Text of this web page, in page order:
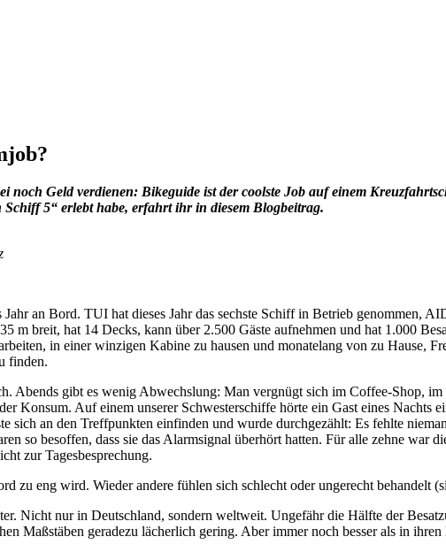
noch Geld verdienen: Bikeguide ist der coolste Job auf einem
5“ erlebt habe, erfahrt ihr in diesem Blogbeitrag.
an Bord. TUI hat dieses Jahr das sechste Schiff in Betrieb genommen,
m breit, hat 14 Decks, kann über 2.500 Gäste aufnehmen und hat 1.000
in einer winzigen Kabine zu hausen und monatelang von zu Hause,
finden.
Abends gibt es wenig Abwechslung: Man vergnügt sich im Coffee-Shop,
Konsum. Auf einem unserer Schwesterschiffe hörte ein Gast eines Nachts
sich an den Treffpunkten einfinden und wurde durchgezählt: Es fehlte
so besoffen, dass sie das Alarmsignal überhört hatten. Für alle zehne war
zur Tagesbesprechung.
zu eng wird. Wieder andere fühlen sich schlecht oder ungerecht behandelt
Nicht nur in Deutschland, sondern weltweit. Ungefähr die Hälfte der
Maßstäben geradezu lächerlich gering. Aber immer noch besser als in